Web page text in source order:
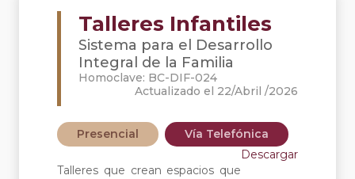
Talleres Infantiles
Sistema para el Desarrollo
Integral de la Familia
Homoclave: BC-DIF-024
Actualizado el 22/Abril /2026
Presencial
Vía Telefónica
Descargar
Talleres que crean espacios que